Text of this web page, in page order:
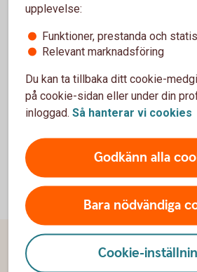
Samtliga av sparbankens funktioner
arbetar även i förebyggande syfte
förbättringar i den interna kontrollen.
underställd och rapporterar direkt till
och revisionsutskottet.
upplevelse:
Funktioner, prestanda och
Relevant marknadsföring
Du kan ta tillbaka ditt cookie-
på cookie-sidan eller under din
inloggad. Så hanterar vi cookies
Godkänn alla
Bara nödvändiga
Cookie-
Sidfot
Hitta snabbt